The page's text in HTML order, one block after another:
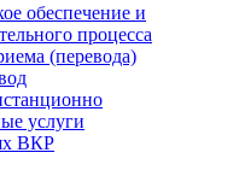
обеспечение и
процесса
(перевода)
услуги
ВКР